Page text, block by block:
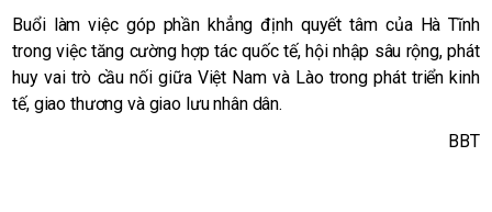
Buổi làm việc góp phần khẳng định quyết tâm của Hà Tĩnh
trong việc tăng cường hợp tác quốc tế, hội nhập sâu rộng, phát
huy vai trò cầu nối giữa Việt Nam và Lào trong phát triển kinh
tế, giao thương và giao lưu nhân dân.
BBT